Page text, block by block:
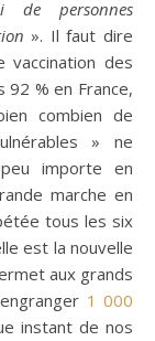
de personnes
». Il faut dire
des
% en France,
combien de
» ne
importe en
marche en
tous les six
est la nouvelle
aux grands
1 000
instant de nos